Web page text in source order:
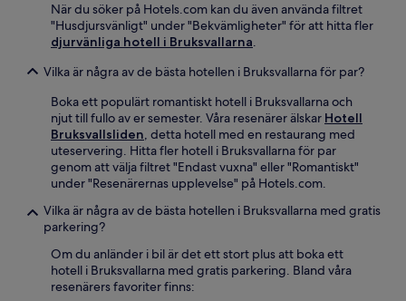
När du söker på Hotels.com kan du även använda filtret
"Husdjursvänligt" under "Bekvämligheter" för att hitta fler
djurvänliga hotell i Bruksvallarna.
Vilka är några av de bästa hotellen i Bruksvallarna för par?
Boka ett populärt romantiskt hotell i Bruksvallarna och
njut till fullo av er semester. Våra resenärer älskar Hotell
Bruksvallsliden, detta hotell med en restaurang med
uteservering. Hitta fler hotell i Bruksvallarna för par
genom att välja filtret "Endast vuxna" eller "Romantiskt"
under "Resenärernas upplevelse" på Hotels.com.
Vilka är några av de bästa hotellen i Bruksvallarna med gratis
parkering?
Om du anländer i bil är det ett stort plus att boka ett
hotell i Bruksvallarna med gratis parkering. Bland våra
resenärers favoriter finns: